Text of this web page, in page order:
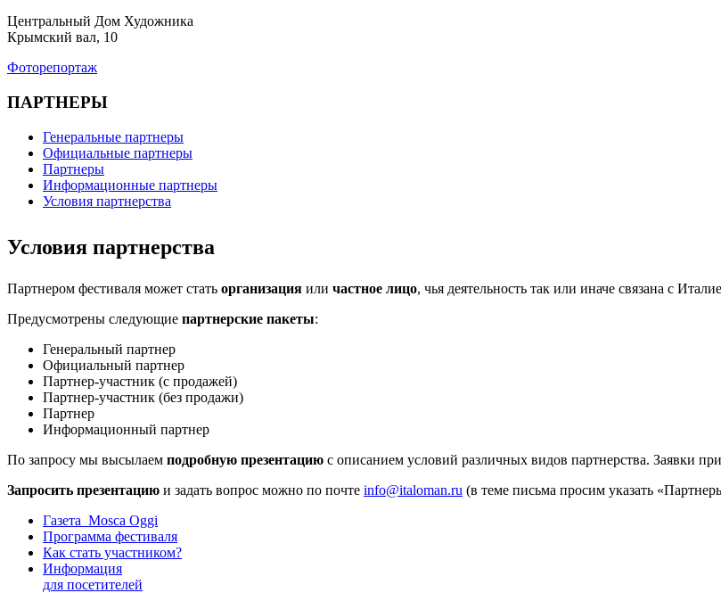
Центральный Дом Художника
Крымский вал, 10
Фоторепортаж
ПАРТНЕРЫ
Генеральные партнеры
Официальные партнеры
Партнеры
Информационные партнеры
Условия партнерства
Условия партнерства
Партнером фестиваля может стать организация или частное лицо, чья деятельность так или иначе связана с
Предусмотрены следующие партнерские пакеты:
Генеральный партнер
Официальный партнер
Партнер-участник (с продажей)
Партнер-участник (без продажи)
Партнер
Информационный партнер
По запросу мы высылаем подробную презентацию с описанием условий различных видов партнерства. Заявки
Запросить презентацию и задать вопрос можно по почте info@italoman.ru (в теме письма просим указать
Газета Mosca Oggi
Программа фестиваля
Как стать участником?
Информация
для посетителей